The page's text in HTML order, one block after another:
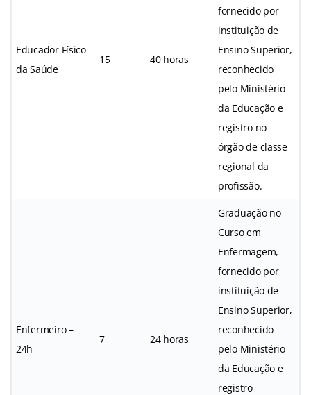
Educador Físico
da Saúde
15 40 horas
fornecido por
instituição de
Ensino Superior,
reconhecido
pelo Ministério
da Educação e
registro no
órgão de classe
regional da
profissão.
Enfermeiro –
24h
7 24 horas
Graduação no
Curso em
Enfermagem,
fornecido por
instituição de
Ensino Superior,
reconhecido
pelo Ministério
da Educação e
registro